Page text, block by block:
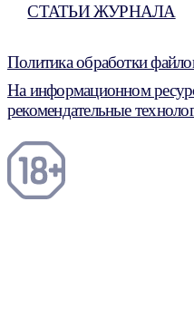
СТАТЬИ ЖУРНАЛА
Политика обработки
На информационном
рекомендательные